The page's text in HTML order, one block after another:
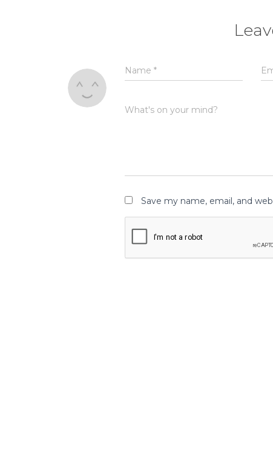
Name *
What's on your mind?
Save my name, email, and